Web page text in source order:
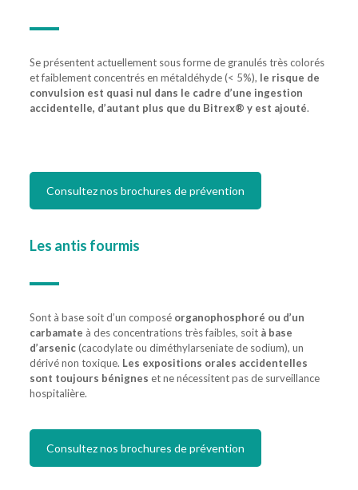
Se présentent actuellement sous forme de granulés très colorés
et faiblement concentrés en métaldéhyde (< 5%), le risque de
convulsion est quasi nul dans le cadre d’une ingestion
accidentelle, d’autant plus que du Bitrex® y est ajouté.
Consultez nos brochures de prévention
Les antis fourmis
Sont à base soit d’un composé organophosphoré ou d’un
carbamate à des concentrations très faibles, soit à base
d’arsenic(cacodylate ou diméthylarseniate de sodium), un
dérivé non toxique. Les expositions orales accidentelles
sont toujours bénignes et ne nécessitent pas de surveillance
hospitalière.
Consultez nos brochures de prévention